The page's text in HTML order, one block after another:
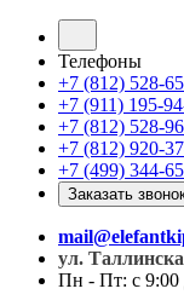
Телефоны
+7 (812) 528-
+7 (911) 195-
+7 (812) 528-
+7 (812) 920-
+7 (499) 344-
Заказать
ул.
Пн - Пт: с 9:00